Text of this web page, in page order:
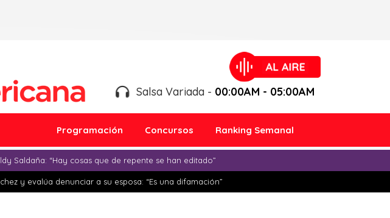
Salsa Variada - 00:00AM - 05:00AM
Programación Concursos Ranking Semanal
Saldaña: “Hay cosas que de repente se han editado”
y evalúa denunciar a su esposa: “Es una difamación”